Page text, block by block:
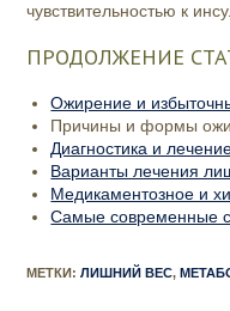
чувствительностью к
ПРОДОЛЖЕНИЕ
Ожирение и
Причины и формы
Диагностика и
Варианты лечения
Медикаментозное и
Самые современные
МЕТКИ :ЛИШНИЙ ВЕС,